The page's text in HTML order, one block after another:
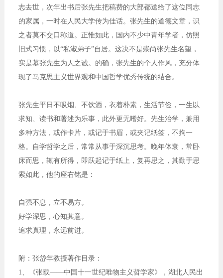
志去世，次年出书后张先生把稿费的大部都送给了这位同志
的家属，一时在人民大学传为佳话。张先生的道德文章，识
之者莫不交口称道。正惟如此，国内不少中青年学者，仿照
旧式习惯，以“私淑弟子”自居。这决不是崇尚张先生名望，
实是慕张先生为人之诚。的确，张先生的个人作风，充分体
现了马克思主义世界观和中国哲学优秀传统的结合。
张先生平日不吸烟、不饮酒，衣着朴素，生活节俭，一生以
求知、读书和著述为乐事，此外更无嗜好。先生治学，兼用
多种方法，或作卡片，或记于书眉，或夹记纸签，不拘一
格。自学哲学之后，常常从事于深沉思考。晚年体衰，常卧
床而思，辄有所得，即跃起记于纸上，复再思之，其勤于思
索如此，他的座右铭是：
自强不息，立不易方。
好学深思，心知其意。
追求真理，永远前进。
附：张岱年教授著作目录：
1、《张载——中国十一世纪唯物主义哲学家》，湖北人民出